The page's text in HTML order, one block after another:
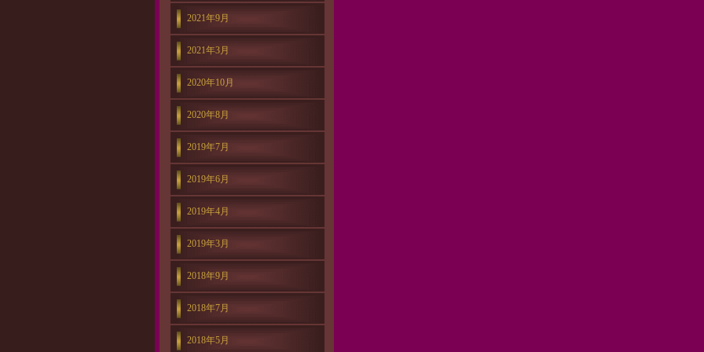
2021年9月
2021年3月
2020年10月
2020年8月
2019年7月
2019年6月
2019年4月
2019年3月
2018年9月
2018年7月
2018年5月